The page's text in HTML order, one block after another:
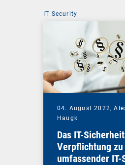
IT Security
04. August 2022,
Haugk
Das IT-
Verpflichtung zu
umfassender